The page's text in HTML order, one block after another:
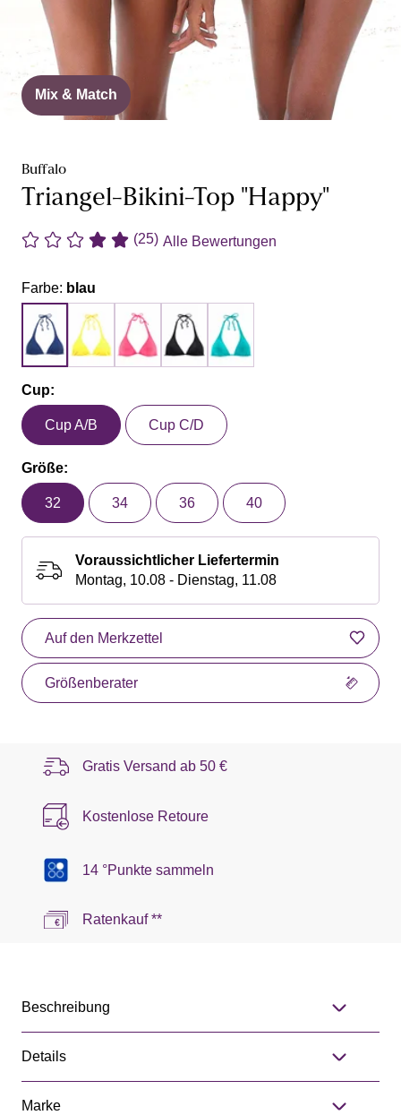
Mix & Match
Buffalo
Triangel-Bikini-Top "Happy"
(25) Alle Bewertungen
Farbe: blau
Cup:
Cup A/B Cup C/D
Größe:
32 34 36 40
Voraussichtlicher Liefertermin
Montag, 10.08 - Dienstag, 11.08
Auf den Merkzettel
Größenberater
Gratis Versand ab 50 €
Kostenlose Retoure
14 °Punkte sammeln
Ratenkauf **
Beschreibung
Details
Marke